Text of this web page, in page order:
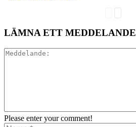
LÄMNA ETT MEDDELANDE
Please enter your comment!